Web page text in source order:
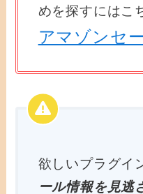
めを探すにはこ
アマゾンセ
欲しいプラグイ
ール情報を見逃